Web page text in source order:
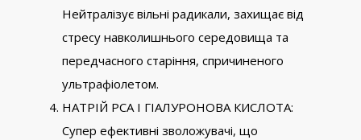
Нейтралізує вільні радикали, захищає від
стресу навколишнього середовища та
передчасного старіння, спричиненого
ультрафіолетом.
НАТРІЙ PCA І ГІАЛУРОНОВА КИСЛОТА:
Супер ефективні зволожувачі, що